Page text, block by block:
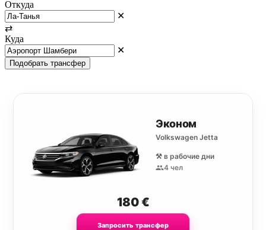
Откуда
✕
⇄
Куда
✕
Подобрать трансфер
Эконом
Volkswagen Jetta
⚒️ в рабочие дни
4 чел
180€
Запросить трансфер